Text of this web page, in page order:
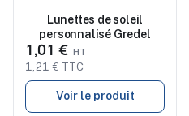
Lunettes de soleil
personnalisé Gredel
1,01 €
1,21 € TTC
Voir le produit